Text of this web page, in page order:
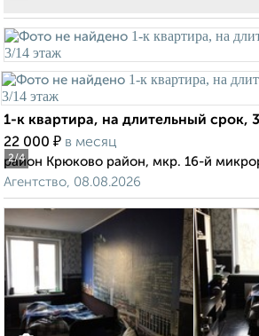
2/4
1-к квартира, на длительный срок,
22 000 ₽ в месяц
район Крюково район, мкр. 16-й
Агентство, 08.08.2026